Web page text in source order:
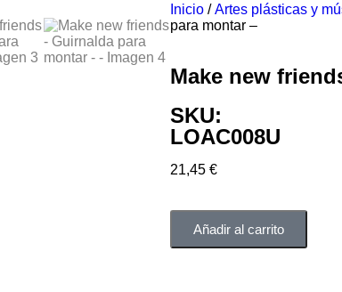
Inicio /Artes plásticas y
para montar –
Make new
SKU:
LOAC008U
21,45 €
Añadir al carrito